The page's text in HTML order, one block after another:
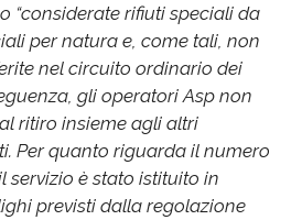
“considerate rifiuti speciali da
per natura e, come tali, non
nel circuito ordinario dei
gli operatori Asp non
ritiro insieme agli altri
Per quanto riguarda il numero
servizio è stato istituito in
previsti dalla regolazione